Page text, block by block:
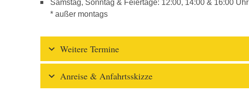
Samstag, Sonntag & Feiertage: 12:00, 14:00 & 16:00 Uhr
* außer montags
Weitere Termine
Anreise & Anfahrtsskizze